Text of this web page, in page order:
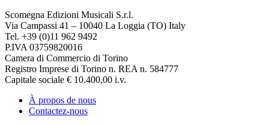
Scomegna Edizioni Musicali S.r.l.
Via Campassi 41 – 10040 La Loggia (TO) Italy
Tel. +39 (0)11 962 9492
P.IVA 03759820016
Camera di Commercio di Torino
Registro Imprese di Torino n. REA n. 584777
Capitale sociale € 10.400,00 i.v.
À propos de nous
Contactez-nous